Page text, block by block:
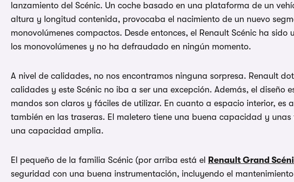
lanzamiento del Scénic. Un coche basado en una plataforma de un
altura y longitud contenida, provocaba el nacimiento de un nuevo
monovolúmenes compactos. Desde entonces, el Renault Scénic ha sido
los monovolúmenes y no ha defraudado en ningún momento.
A nivel de calidades, no nos encontramos ninguna sorpresa. Renault
calidades y este Scénic no iba a ser una excepción. Además, el diseño
mandos son claros y fáciles de utilizar. En cuanto a espacio interior, es
también en las traseras. El maletero tiene una buena capacidad y
una capacidad amplia.
El pequeño de la familia Scénic (por arriba está el Renault Grand
seguridad con una buena instrumentación, incluyendo el